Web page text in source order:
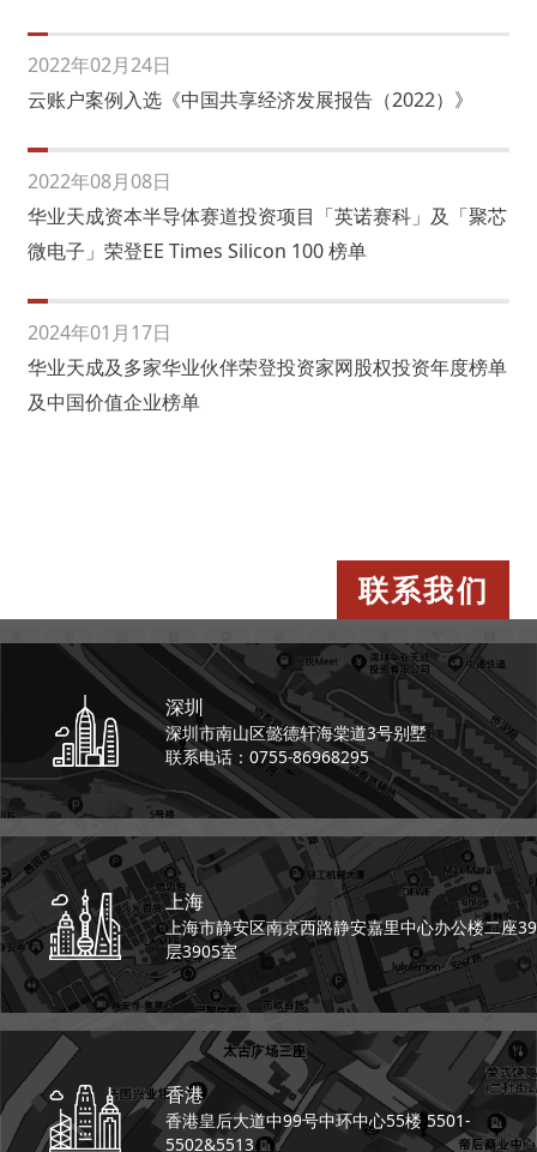
2022年02月24日
云账户案例入选《中国共享经济发展报告（2022）》
2022年08月08日
华业天成资本半导体赛道投资项目「英诺赛科」及「聚芯
微电子」荣登EE Times Silicon 100 榜单
2024年01月17日
华业天成及多家华业伙伴荣登投资家网股权投资年度榜单
及中国价值企业榜单
联系我们
深圳
深圳市南山区懿德轩海棠道3号别墅
联系电话：0755-86968295
上海
上海市静安区南京西路静安嘉里中心办公楼二座39
层3905室
香港
香港皇后大道中99号中环中心55楼 5501-
5502&5513